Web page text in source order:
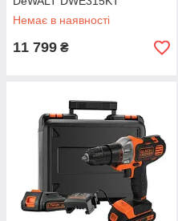
споживана потужність 300 Вт
вага 1.5 кг частота коливань
Немає в наявності
11 799 ₴